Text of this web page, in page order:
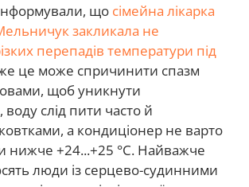
що сімейна лікарка
закликала не
перепадів температури під
це може спричинити спазм
щоб уникнути
слід пити часто й
а кондиціонер не варто
нижче +24...+25 °C. Найважче
люди із серцево-судинними